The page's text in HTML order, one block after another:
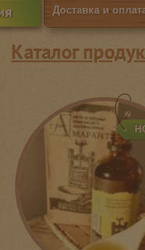
Доставка и
Каталог